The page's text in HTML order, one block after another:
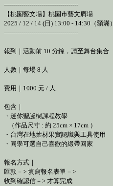
--------------------------------------
【桃園藝文場】桃園市藝文廣場
2025 / 12 / 14 (日) 13:00 - 14:30（額滿）
--------------------------------------
報到｜活動前 10 分鐘，請至舞台集合
人數｜每場 8 人
費用｜1000 元 / 人
包含｜
・迷你聖誕樹課程教學
（作品尺寸 : 約 25cm × 17cm ）
・台灣在地葉材果實認識與工具使用
・同學可選自己喜歡的緞帶回家
報名方式｜
匯款－> 填寫報名表單－>
收到確認信－> 才算完成